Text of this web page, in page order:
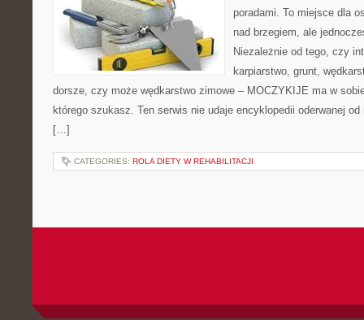
poradami. To miejsce dla
nad brzegiem, ale
Niezależnie od tego, czy
karpiarstwo, grunt,
dorsze, czy może wędkarstwo zimowe – MOCZYKIJE ma w
którego szukasz. Ten serwis nie udaje encyklopedii oderwanej
[…]
CATEGORIES: ROLA DIETY W REHABILITACJI